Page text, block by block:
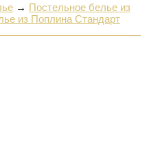
→ Постельное белье из
из Поплина Стандарт